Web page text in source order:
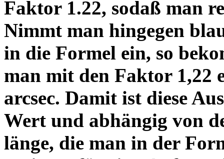
Faktor 1.22, sodaß man
Nimmt man hingegen
in die Formel ein, so
man mit den Faktor 1,22
arcsec. Damit ist diese
Wert und abhängig von
länge, die man in der